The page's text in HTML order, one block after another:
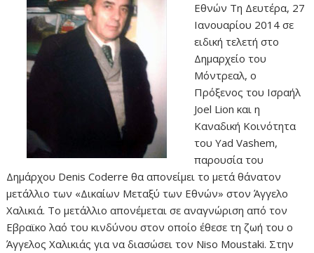
Εθνών Τη Δευτέρα, 27
Ιανουαρίου 2014 σε
ειδική τελετή στο
Δημαρχείο του
Μόντρεαλ, ο
Πρόξενος του Ισραήλ
Joel Lion και η
Καναδική Κοινότητα
του Yad Vashem,
παρουσία του
Δημάρχου Denis Coderre θα απονείμει το μετά θάνατον
μετάλλιο των «Δικαίων Μεταξύ των Εθνών» στον Άγγελο
Χαλικιά. Το μετάλλιο απονέμεται σε αναγνώριση από τον
Εβραϊκο λαό του κινδύνου στον οποίο έθεσε τη ζωή του ο
Άγγελος Χαλικιάς για να διασώσει τον Niso Moustaki. Στην